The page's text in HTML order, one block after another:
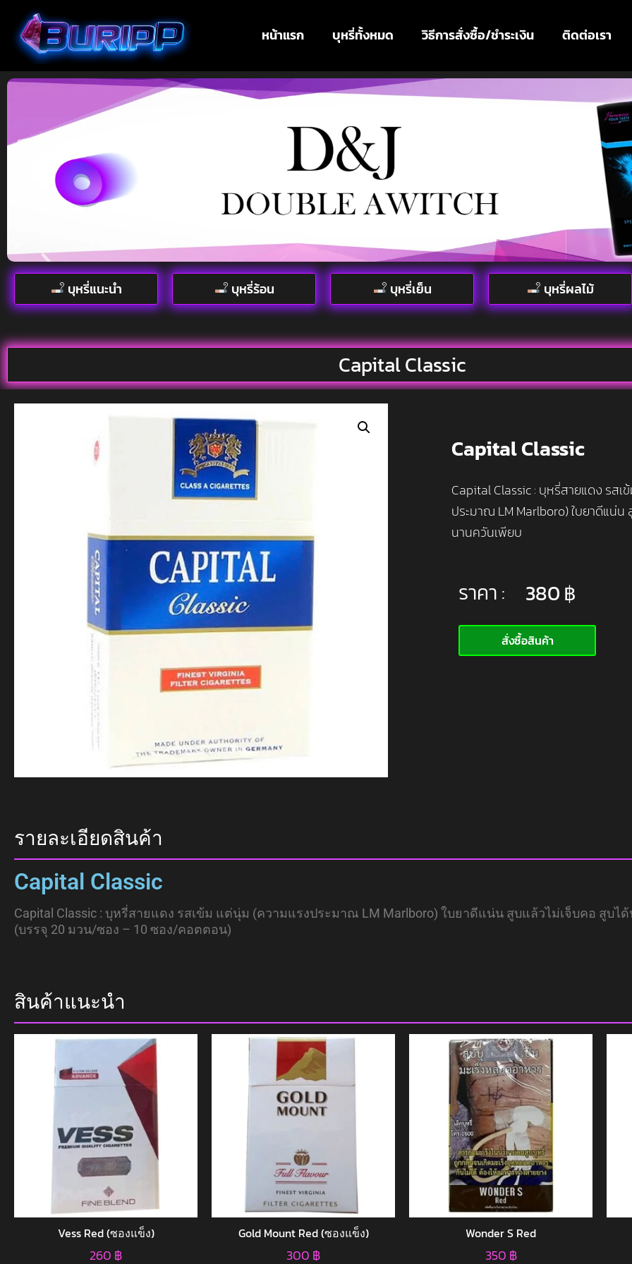
หน้าแรก บุหรี่ทั้งหมด วิธีการสั่งซื้อ/ชำระเงิน ติดต่อเรา
บุหรี่แนะนำ บุหรี่ร้อน บุหรี่เย็น บุหรี่ผลไม้
Capital Classic
Capital Classic
Capital Classic : บุหรี่สายแดง รสเ
ประมาณ LM Marlboro) ใบยาดีแน่น
นานควันเพียบ
ราคา : 380฿
สั่งซื้อสินค้า
รายละเอียดสินค้า
Capital Classic
Capital Classic : บุหรี่สายแดง รสเข้ม แต่นุ่ม (ความแรงประมาณ LM Marlboro) ใบยาดีแน่น สูบแล้วไม่เจ็บคอ สูบไ
(บรรจุ 20 มวน/ซอง – 10 ซอง/คอตตอน)
สินค้าแนะนำ
Vess Red (ซองแข็ง)
260 ฿
Gold Mount Red (ซองแข็ง)
300 ฿
Wonder S Red
350 ฿